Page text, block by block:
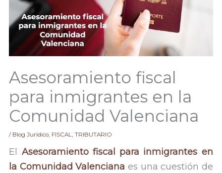
Asesoramiento fiscal
para inmigrantes en la
Comunidad Valenciana
/ Blog Jurídico FISCAL ,TRIBUTARIO
El Asesoramiento fiscal para inmigrantes en
la Comunidad Valenciana es una cuestión de